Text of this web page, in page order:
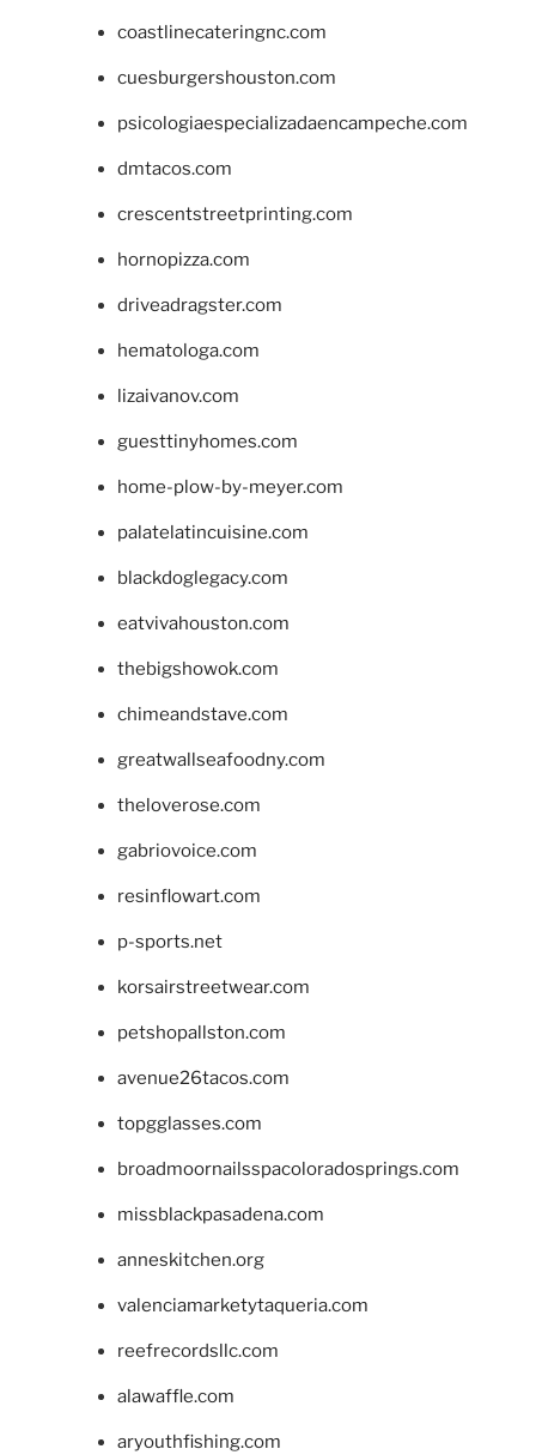
coastlinecateringnc.com
cuesburgershouston.com
psicologiaespecializadaencampeche.com
dmtacos.com
crescentstreetprinting.com
hornopizza.com
driveadragster.com
hematologa.com
lizaivanov.com
guesttinyhomes.com
home-plow-by-meyer.com
palatelatincuisine.com
blackdoglegacy.com
eatvivahouston.com
thebigshowok.com
chimeandstave.com
greatwallseafoodny.com
theloverose.com
gabriovoice.com
resinflowart.com
p-sports.net
korsairstreetwear.com
petshopallston.com
avenue26tacos.com
topgglasses.com
broadmoornailsspacoloradosprings.com
missblackpasadena.com
anneskitchen.org
valenciamarketytaqueria.com
reefrecordsllc.com
alawaffle.com
aryouthfishing.com